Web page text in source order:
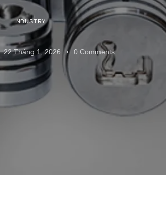
INDUSTRY
22 Tháng 1, 2026 0 Comments